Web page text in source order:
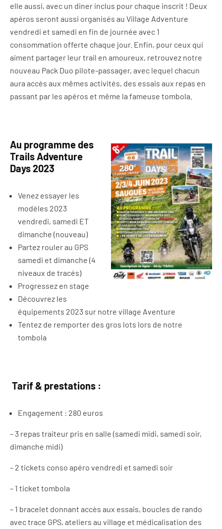
elle aussi, avec un diner inclus pour chaque inscrit ! Deux
apéros seront aussi organisés au Village Adventure
vendredi et samedi en fin de journée avec 1
consommation offerte chaque jour. Enfin, pour ceux qui
aiment partager leur trail en amoureux, retrouvez notre
nouveau Pack Duo pilote-passager, avec lequel chacun
aura accès aux mêmes activités, des essais aux repas en
passant par les apéros et même la fameuse tombola.
Au programme des
Trails Adventure
Days 2023
Venez essayer les
modèles 2023
vendredi, samedi ET
dimanche (nouveau)
Partez rouler au GPS
samedi et dimanche (4
niveaux de tracés)
Progressez en stage
Découvrez les
équipements 2023 sur notre village Aventure
Tentez de remporter des gros lots lors de notre
tombola
Tarif & prestations :
Engagement : 280 euros
– 3 repas traiteur pris en salle (samedi midi, samedi soir,
dimanche midi)
– 2 tickets conso apéro vendredi et samedi soir
– 1 ticket tombola
– 1 bracelet donnant accès aux essais, boucles de rando
avec trace GPS, ateliers au village et médicalisation des